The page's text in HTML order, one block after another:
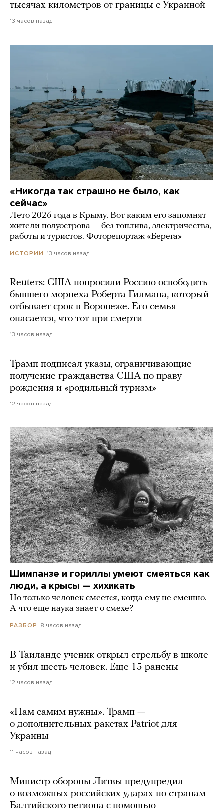
тысячах километров от границы с Украиной
13 часов назад
«Никогда так страшно не было, как
сейчас»
Лето 2026 года в Крыму. Вот каким его запомнят
жители полуострова — без топлива, электричества,
работы и туристов. Фоторепортаж «Берега»
ИСТОРИИ 13 часов назад
Reuters: США попросили Россию освободить
бывшего морпеха Роберта Гилмана, который
отбывает срок в Воронеже. Его семья
опасается, что тот при смерти
13 часов назад
Трамп подписал указы, ограничивающие
получение гражданства США по праву
рождения и «родильный туризм»
12 часов назад
Шимпанзе и гориллы умеют смеяться как
люди, а крысы — хихикать
Но только человек смеется, когда ему не смешно.
А что еще наука знает о смехе?
РАЗБОР 8 часов назад
В Таиланде ученик открыл стрельбу в школе
и убил шесть человек. Еще 15 ранены
12 часов назад
«Нам самим нужны». Трамп —
о дополнительных ракетах Patriot для
Украины
11 часов назад
Министр обороны Литвы предупредил
о возможных российских ударах по странам
Балтийского региона с помощью